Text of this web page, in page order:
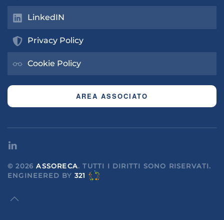
LinkedIN
Privacy Policy
Cookie Policy
AREA ASSOCIATO
©2026 ASSORECA. TUTTI I DIRITTI SONO RISERVATI.
ENGINEERED BY 321